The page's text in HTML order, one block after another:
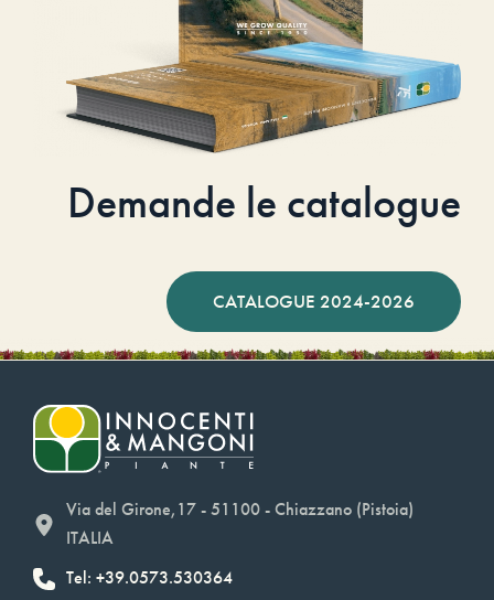
Demande le catalogue
CATALOGUE 2024-2026
Via del Girone,17 - 51100 - Chiazzano (Pistoia)
ITALIA
Tel: +39.0573.530364